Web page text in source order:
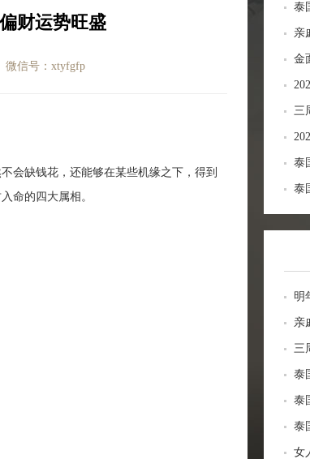
财运势旺盛
微信号：xtyfgfp
会缺钱花，还能够在某些机缘之下，得到
命的四大属相。
功
泰
运
亲
风
金
贵
三
用
泰
泰
明
临
亲
风
三
用
泰
泰
一
泰
绍
女